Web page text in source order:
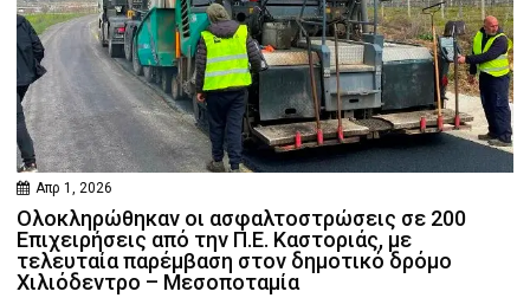
Απρ 1, 2026
Ολοκληρώθηκαν οι ασφαλτοστρώσεις σε 200
Επιχειρήσεις από την Π.Ε. Καστοριάς, με
τελευταία παρέμβαση στον δημοτικό δρόμο
Χιλιόδεντρο – Μεσοποταμία